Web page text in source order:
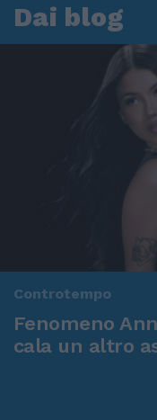
Dai blog
Controtempo
Fenomeno
cala un altro